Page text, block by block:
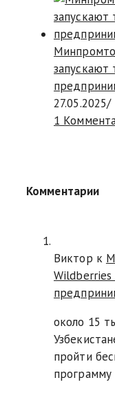
запускают
27.05.2025/
1
Комментарии
Виктор к
Wildberries
около 15
пройти
программу